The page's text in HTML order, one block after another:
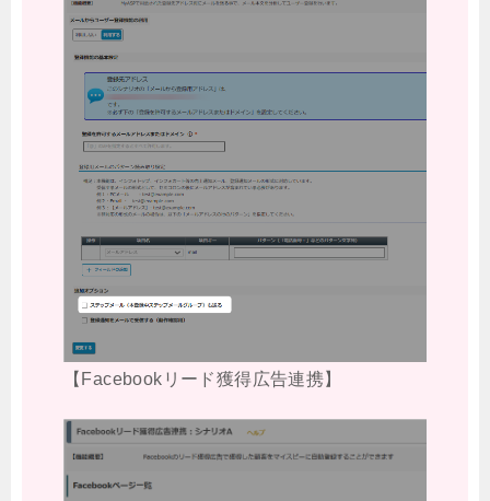
【Facebookリード獲得広告連携】